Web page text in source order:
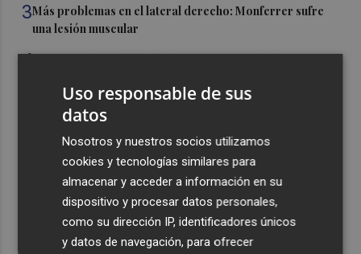
3Más problemas en el lateral derecho: Monferrer sufre
una lesión muscular
4San Javier da viabilidad al nuevo contrato del transporte
324 habitaciones
Estos son los estrenos que abren la cartelera en agosto:
de la comedia 'El último mono' a una nueva entrega de
'La Patrulla Canina'
Uso responsable de sus
datos
Nosotros y nuestros socios utilizamos
cookies y tecnologías similares para
almacenar y acceder a información en su
dispositivo y procesar datos personales,
como su dirección IP, identificadores únicos
y datos de navegación, para ofrecer